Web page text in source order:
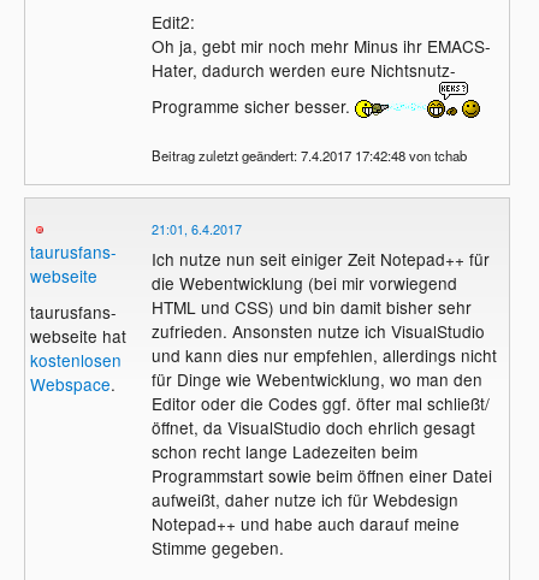
Edit2:
Oh ja, gebt mir noch mehr Minus ihr EMACS-
Hater, dadurch werden eure Nichtsnutz-
Programme sicher besser.
Beitrag zuletzt geändert: 7.4.2017 17:42:48 von tchab
taurusfans-
webseite
taurusfans-
webseite hat
kostenlosen
Webspace.
21:01, 6.4.2017
Ich nutze nun seit einiger Zeit Notepad++ für
die Webentwicklung (bei mir vorwiegend
HTML und CSS) und bin damit bisher sehr
zufrieden. Ansonsten nutze ich VisualStudio
und kann dies nur empfehlen, allerdings nicht
für Dinge wie Webentwicklung, wo man den
Editor oder die Codes ggf. öfter mal schließt/
öffnet, da VisualStudio doch ehrlich gesagt
schon recht lange Ladezeiten beim
Programmstart sowie beim öffnen einer Datei
aufweißt, daher nutze ich für Webdesign
Notepad++ und habe auch darauf meine
Stimme gegeben.